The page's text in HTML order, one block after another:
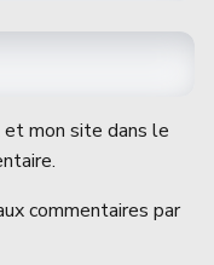
et mon site dans le
commentaires par